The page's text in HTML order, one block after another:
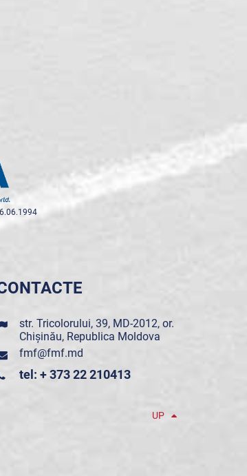
str. Tricolorului, 39, MD-2012, or.
Chișinău, Republica Moldova
fmf@fmf.md
tel: + 373 22 210413
UP